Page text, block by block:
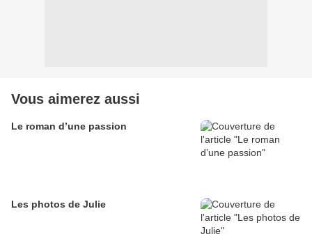
Vous aimerez aussi
Le roman d’une passion
Les photos de Julie